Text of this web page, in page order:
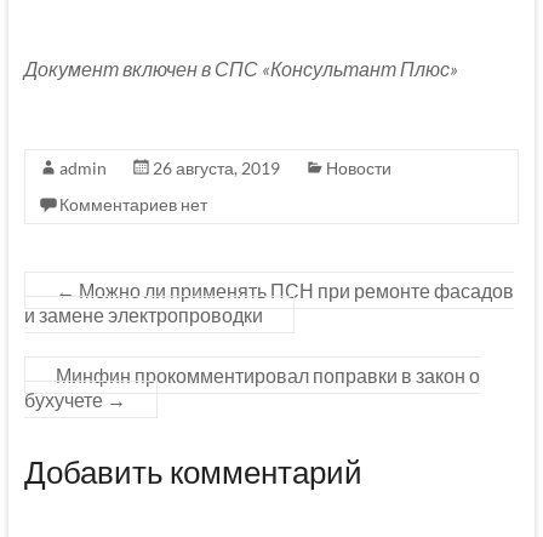
Документ включен в СПС «Консультант Плюс»
admin 26 августа, 2019
Новости
Комментариев нет
← Можно ли применять ПСН при ремонте фасадов
и замене электропроводки
Минфин прокомментировал поправки в закон о
бухучете →
Добавить комментарий